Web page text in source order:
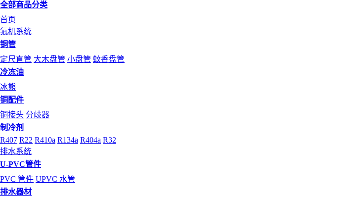
全部商品分类
首页
氟机系统
铜管
定尺直管 大木盘管 小盘管 蚊香盘管
冷冻油
冰熊
铜配件
铜接头 分歧器
制冷剂
R407 R22 R410a R134a R404a R32
排水系统
U-PVC管件
PVC 管件 UPVC 水管
排水器材